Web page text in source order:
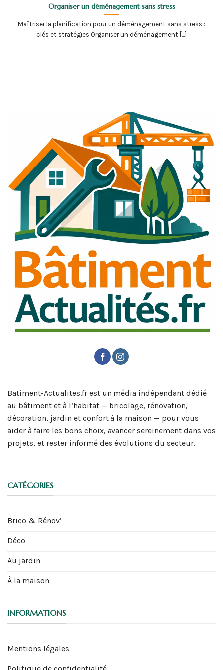
Organiser un déménagement sans stress
Maîtriser la planification pour un déménagement sans stress :
clés et stratégies Organiser un déménagement [...]
Batiment-Actualites.fr est un média indépendant dédié
au bâtiment et à l’habitat — bricolage, rénovation,
décoration, jardin et confort à la maison — pour vous
aider à faire les bons choix, avancer sereinement dans vos
projets, et rester informé des évolutions du secteur.
CATÉGORIES
Brico & Rénov’
Déco
Au jardin
À la maison
INFORMATIONS
Mentions légales